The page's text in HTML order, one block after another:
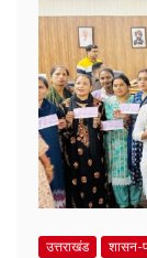
उत्तराखंड शासन-